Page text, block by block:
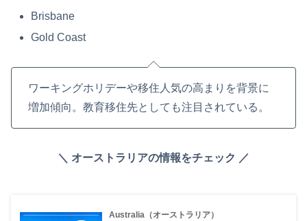
Brisbane
Gold Coast
ワーキングホリデーや移住人気の高まりを背景に
増加傾向。教育移住先としても注目されている。
＼ オーストラリアの情報をチェック ／
Australia（オーストラリア）